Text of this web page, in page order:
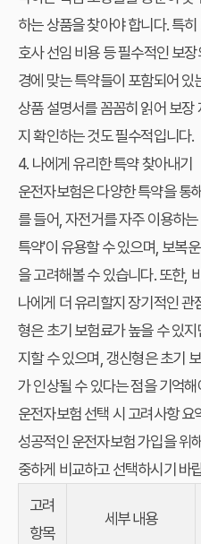
하는 상품을 찾아야 합니다. 특
호사 선임 비용 등 필수적인 보
경에 맞는 특약들이 포함되어
상품 설명서를 꼼꼼히 읽어 보
지 확인하는 것도 필수적입니다.
4. 나에게 유리한 특약 찾아내기
운전자보험은 다양한 특약을 통
를 들어, 자전거를 자주 이용하
특약'이 유용할 수 있으며, 보복
을 고려해볼 수 있습니다. 또한,
나에게 더 유리할지 장기적인
형은 초기 보험료가 높을 수 있
지할 수 있으며, 갱신형은 초기
가 인상될 수 있다는 점을 기억
운전자보험 선택 시 고려사항 요
성공적인 운전자보험 가입을 위
중하게 비교하고 선택하시기 바
고려
항목
세부 내용